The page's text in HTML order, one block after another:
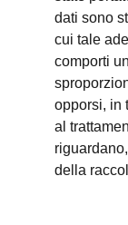
dati sono
cui tale
comporti
opporsi, in
al
della